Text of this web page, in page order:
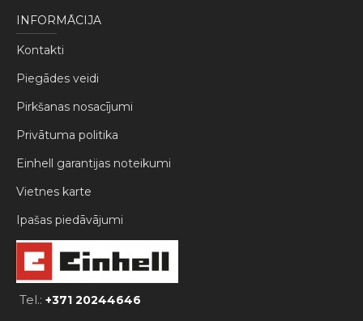
INFORMĀCIJA
Kontakti
Piegādes veidi
Pirkšanas nosacījumi
Privātuma politika
Einhell garantijas noteikumi
Vietnes karte
Ipašas piedāvājumi
Tel.: +371 20244646